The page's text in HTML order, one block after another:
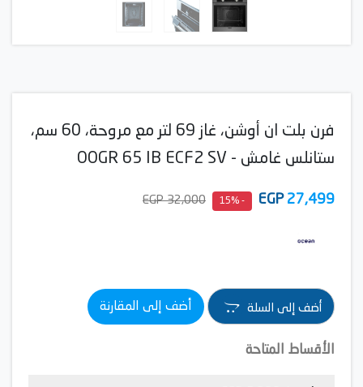
فرن بلت ان أوشن، غاز 69 لتر مع مروحة، 60 سم،
ستانلس غامش - OOGR 65 IB ECF2 SV
27,499
EGP
- 15%
32,000 EGP
أضف إلى السلة أضف إلى المقارنة
الأقساط المتاحة